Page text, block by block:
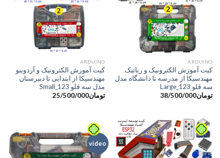
کیت آموزش الکترونیک و رباتیک
مهندسیکا از مدرسه تا دانشگاه مدل
سه قلو Large_123
تومان38/500/000
کیت آموزش الکترونیک و آردوینو
مهندسیکا از ابتدایی تا دبیرستان
مدل سه قلو Small_123
تومان25/500/000
video